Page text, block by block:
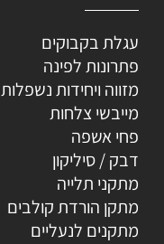
עגלת בקבוקים
פתרונות לפינה
מזווה ויחידות נשפלות
מייבשי צלחות
פחי אשפה
דבק / סיליקון
מתקני תלייה
מתקן הורדת קולבים
מתקנים לנעליים